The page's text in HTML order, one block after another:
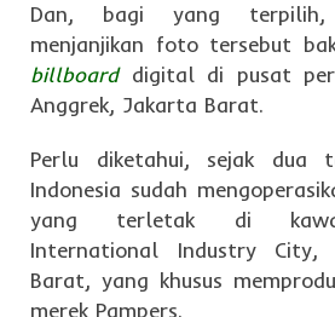
Dan, bagi yang terpilih,
menjanjikan foto tersebut
billboard digital di pusat
Anggrek, Jakarta Barat.
Perlu diketahui, sejak dua
Indonesia sudah
yang terletak di
International Industry City,
Barat, yang khusus
merek Pampers.